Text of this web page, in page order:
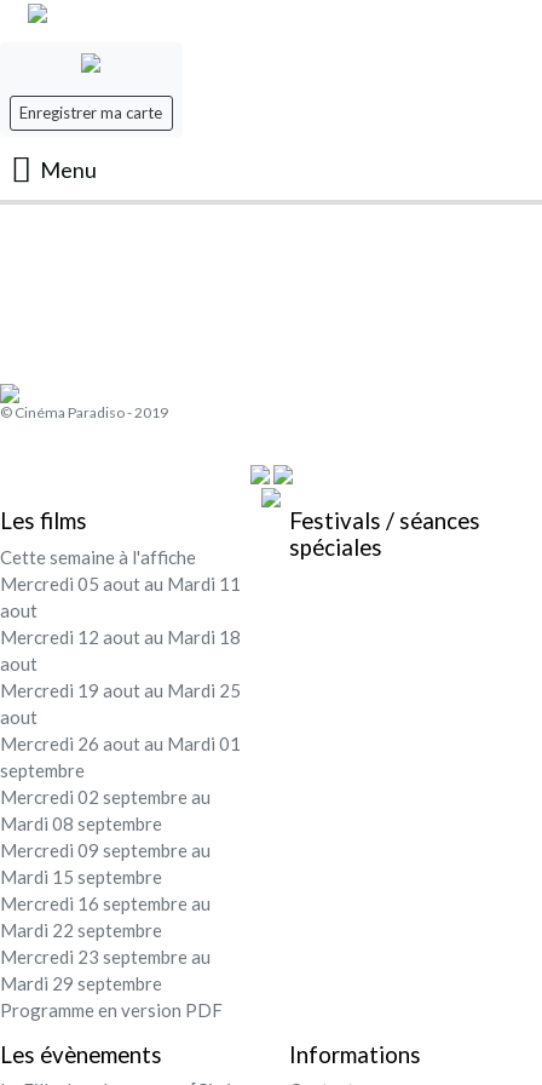
Enregistrer ma carte
Menu
Festival - soirée
Mon compte
© Cinéma Paradiso - 2019
Les films
Cette semaine à l'affiche
Mercredi 05 aout au Mardi 11
aout
Mercredi 12 aout au Mardi 18
aout
Mercredi 19 aout au Mardi 25
aout
Mercredi 26 aout au Mardi 01
septembre
Mercredi 02 septembre au
Mardi 08 septembre
Mercredi 09 septembre au
Mardi 15 septembre
Mercredi 16 septembre au
Mardi 22 septembre
Mercredi 23 septembre au
Mardi 29 septembre
Programme en version PDF
Festivals / séances
spéciales
Les évènements Informations